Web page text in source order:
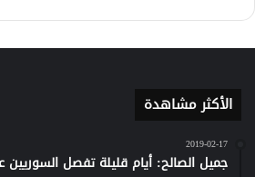
كلاود
الأكثر مشاهدة
2019-02-17
جميل الصالح: أيام قليلة تفصل السوريين